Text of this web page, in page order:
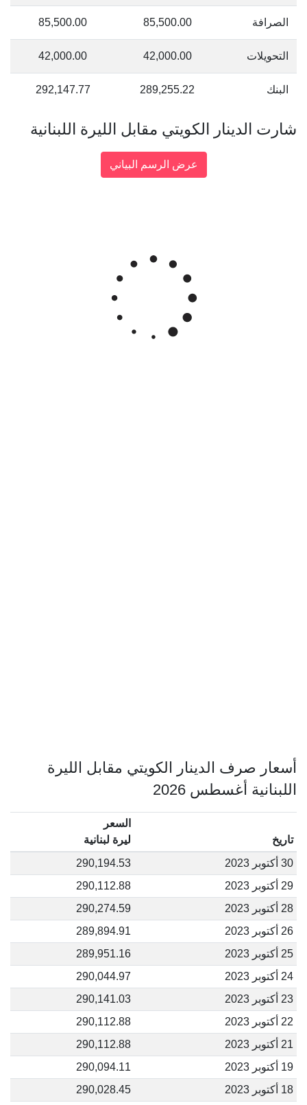
الصرافة 85,500.00
85,500.00
التحويلات 42,000.00
42,000.00
البنك 289,255.22
292,147.77
شارت الدينار الكويتي مقابل الليرة اللبنانية
أسعار صرف الدينار الكويتي مقابل الليرة
اللبنانية أغسطس 2026
تاريخ
السعر
ليرة لبنانية
30 أكتوبر 2023
290,194.53
29 أكتوبر 2023
290,112.88
28 أكتوبر 2023
290,274.59
26 أكتوبر 2023
289,894.91
25 أكتوبر 2023
289,951.16
24 أكتوبر 2023
290,044.97
23 أكتوبر 2023
290,141.03
22 أكتوبر 2023
290,112.88
21 أكتوبر 2023
290,112.88
19 أكتوبر 2023
290,094.11
18 أكتوبر 2023
290,028.45